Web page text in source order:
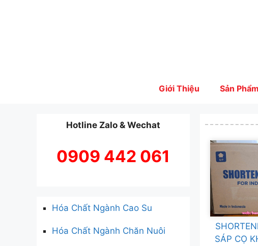
Giới Thiệu Sản Phẩm
SÁP CỌ
Hotline Zalo & Wechat
0909 442 061
Hóa Chất Ngành Cao Su
Hóa Chất Ngành Chăn Nuôi